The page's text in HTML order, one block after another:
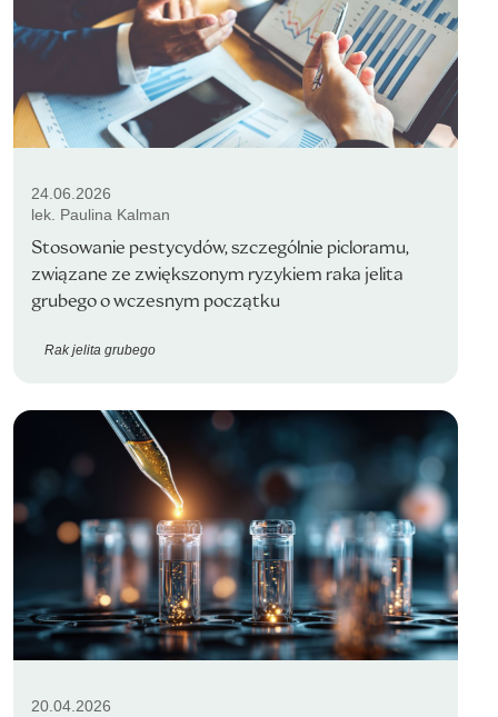
24.06.2026
lek. Paulina Kalman
Stosowanie pestycydów, szczególnie picloramu,
związane ze zwiększonym ryzykiem raka jelita
grubego o wczesnym początku
Rak jelita grubego
20.04.2026